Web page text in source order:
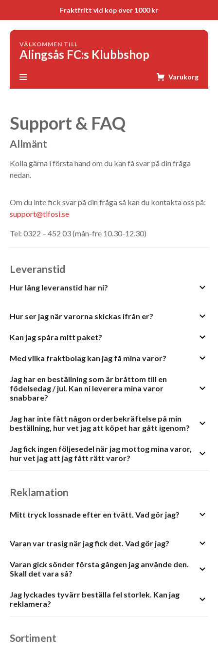
Fraktfritt vid köp över 1000 kr
VÄLKOMMEN TILL
Alingsås FC:s Klubbshop
Varukorg
Support & FAQ
Allmänt
Kolla gärna i första hand om du kan få svar på din fråga
nedan.
Om du inte fick svar på din fråga så kan du kontakta oss på:
support@tifosi.se
Tel: 0322 – 452 03 (mån-fre 10.30-12.30)
Leveranstid
Hur lång leveranstid har ni?
Hur ser jag när varorna skickas ifrån er?
Kan jag spåra mitt paket?
Med vilka fraktbolag kan jag få mina varor?
Jag har en beställning som är bråttom till en
födelsedag / jul. Kan ni leverera mina varor
snabbare?
Jag har inte fått någon orderbekräftelse på min
beställning, hur vet jag att köpet har gått igenom?
Jag fick ingen följesedel när jag mottog mina varor,
hur vet jag att jag fått rätt varor?
Reklamation
Mitt tryck lossnade efter en tvätt. Vad gör jag?
Varan var trasig när jag fick det. Vad gör jag?
Varan gick sönder första gången jag använde den.
Skall det vara så?
Jag lyckades tyvärr beställa fel storlek. Kan jag
reklamera?
Sortiment